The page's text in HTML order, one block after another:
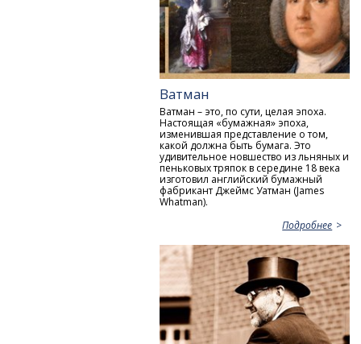
Ватман
Ватман – это, по сути, целая эпоха.
Настоящая «бумажная» эпоха,
изменившая представление о том,
какой должна быть бумага. Это
удивительное новшество из льняных и
пеньковых тряпок в середине 18 века
изготовил английский бумажный
фабрикант Джеймс Уатман (James
Whatman).
Подробнее